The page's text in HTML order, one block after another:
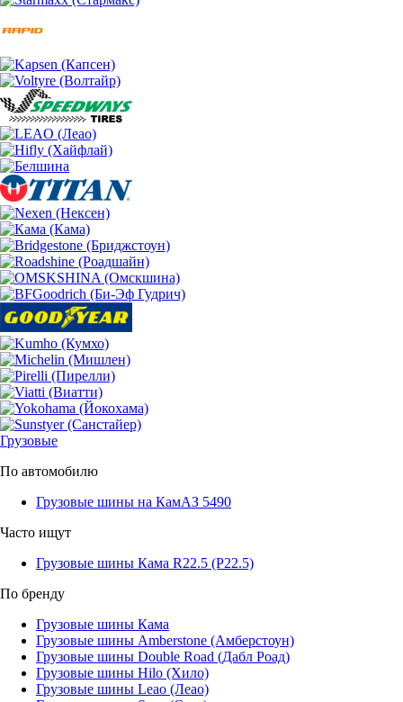
Грузовые
По автомобилю
Грузовые шины на КамАЗ 5490
Часто ищут
Грузовые шины Кама R22.5 (Р22.5)
По бренду
Грузовые шины Кама
Грузовые шины Amberstone (Амберстоун)
Грузовые шины Double Road (Дабл Роад)
Грузовые шины Hilo (Хило)
Грузовые шины Leao (Леао)